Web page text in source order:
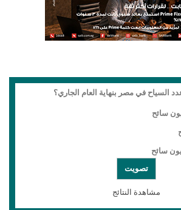
السياح في مصر بنهاية العام الجاري؟
مشاهدة النتائج